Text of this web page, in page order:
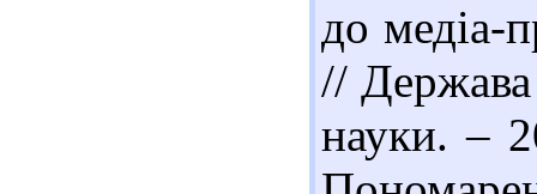
до медіа-
// Держава
науки. –